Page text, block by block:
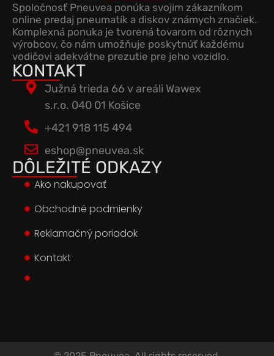
Spoločnosť Pneuvea ponúka svojim zákazníkom
online predaj pneumatík a diskov známych značiek.
Komplexná ponuka je tvorená tovarom od rôznych
výrobcov, čo nám umožňuje poskytnúť každému
vodičovi adekvátne prezutie pre jeho vozidlo.
KONTAKT
Južná trieda 66 v areáli Wawex
s.r.o. 040 01 Košice
+421 918 115 494
eshop@pneuvea.sk
DÔLEŽITÉ ODKAZY
Ako nakupovať
Obchodné podmienky
Reklamačný poriadok
Kontakt